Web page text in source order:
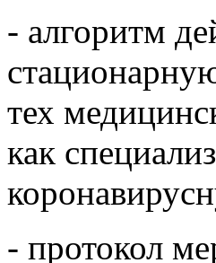
- алгоритм
тех
как
- протокол